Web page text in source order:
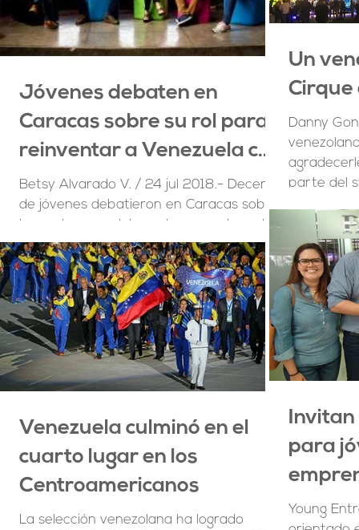
Jóvenes debaten en
Caracas sobre su rol para
reinventar a Venezuela con
1001 Ideas
Betsy Alvarado V. / 24 jul 2018.- Decenas
de jóvenes debatieron en Caracas sobre
las metas que deben alcanzar y los retos
que deben...
Un
Cirque
Danny
parte del
Venezuela culminó en el
cuarto lugar en los
Centroamericanos
La selección venezolana ha logrado
Invitan
para
Young